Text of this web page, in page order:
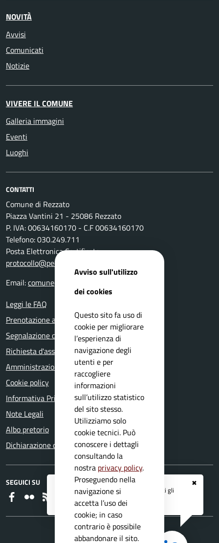
✖
Registrati ai serviziAPP IO
e ricevi tutti gli
aggiornamenti dall'Ente
NOVITÀ
Avvisi
Comunicati
Notizie
VIVERE IL COMUNE
Galleria immagini
Eventi
Luoghi
CONTATTI
Comune di Rezzato
Piazza Vantini 21 - 25086 Rezzato
P. IVA: 00634160170 - C.F 00634160170
Telefono: 030.249.711
Posta Elettronica Certificata:
protocollo@pec.comune.rezzato.bs.it
Email:comune@comune.rezzato.bs.it
Leggi le FAQ
Prenotazione appuntamento
Segnalazione disservizio
Richiesta d'assistenza
Amministrazione trasparente
Cookie policy
Informativa Privacy
Note Legali
Albo pretorio
Dichiarazione di accessibilità
SEGUICI SU
Faceboook
Flickr
Avviso sull'utilizzo
dei cookies
Questo sito fa uso di
cookie per migliorare
l’esperienza di
navigazione degli
utenti e per
raccogliere
informazioni
sull’utilizzo statistico
del sito stesso.
Utilizziamo solo
cookie tecnici. Può
conoscere i dettagli
consultando la
nostra privacy policy.
Proseguendo nella
navigazione si
accetta l’uso dei
cookie; in caso
contrario è possibile
abbandonare il sito.